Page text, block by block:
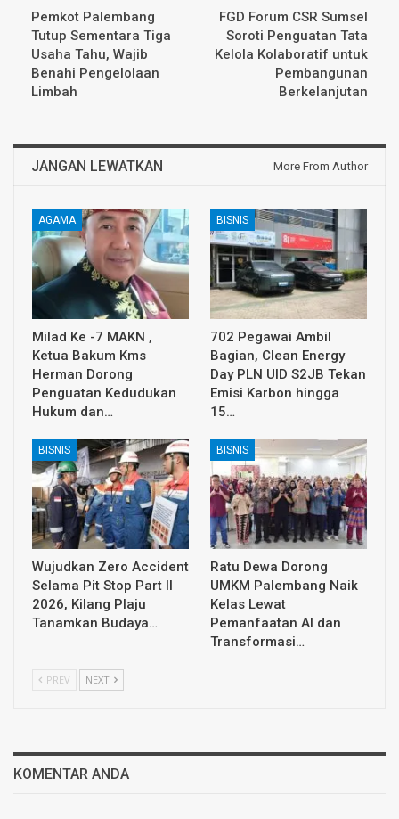
Pemkot Palembang
Tutup Sementara Tiga
Usaha Tahu, Wajib
Benahi Pengelolaan
Limbah
FGD Forum CSR Sumsel
Soroti Penguatan Tata
Kelola Kolaboratif untuk
Pembangunan
Berkelanjutan
JANGAN LEWATKAN More From Author
AGAMA
Milad Ke -7 MAKN ,
Ketua Bakum Kms
Herman Dorong
Penguatan Kedudukan
Hukum dan…
BISNIS
702 Pegawai Ambil
Bagian, Clean Energy
Day PLN UID S2JB Tekan
Emisi Karbon hingga
15…
BISNIS
Wujudkan Zero Accident
Selama Pit Stop Part II
2026, Kilang Plaju
Tanamkan Budaya…
BISNIS
Ratu Dewa Dorong
UMKM Palembang Naik
Kelas Lewat
Pemanfaatan AI dan
Transformasi…
PREV NEXT
KOMENTAR ANDA